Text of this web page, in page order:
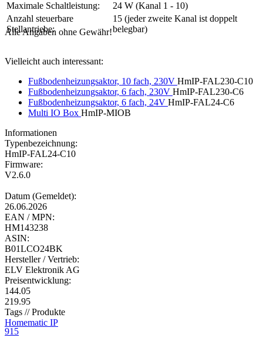
Maximale Schaltleistung:
24 W (Kanal 1 - 10)
Anzahl steuerbare
Stellantriebe:
15 (jeder zweite Kanal ist doppelt
belegbar)
Alle Angaben ohne Gewähr!
Vielleicht auch interessant:
Fußbodenheizungsaktor, 10 fach, 230V HmIP-FAL230-C10
Fußbodenheizungsaktor, 6 fach, 230V HmIP-FAL230-C6
Fußbodenheizungsaktor, 6 fach, 24V HmIP-FAL24-C6
Multi IO Box HmIP-MIOB
Informationen
Typenbezeichnung:
HmIP-FAL24-C10
Firmware:
V2.6.0
Datum (Gemeldet):
26.06.2026
EAN / MPN:
HM143238
ASIN:
B01LCO24BK
Hersteller / Vertrieb:
ELV Elektronik AG
Preisentwicklung:
144.05
219.95
Tags // Produkte
Homematic IP
915